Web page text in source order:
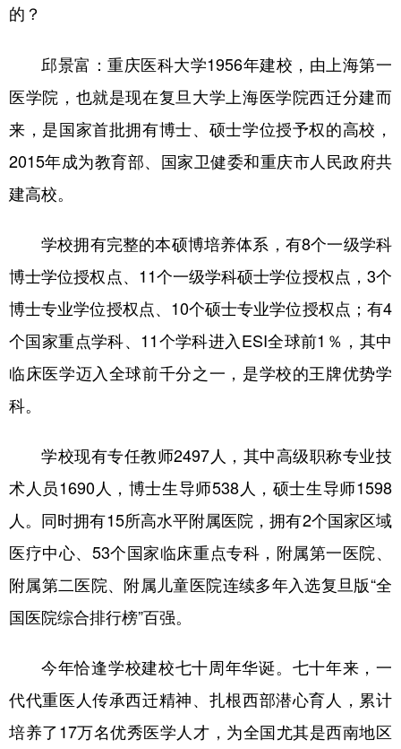
的？
邱景富：重庆医科大学1956年建校，由上海第一
医学院，也就是现在复旦大学上海医学院西迁分建而
来，是国家首批拥有博士、硕士学位授予权的高校，
2015年成为教育部、国家卫健委和重庆市人民政府共
建高校。
学校拥有完整的本硕博培养体系，有8个一级学科
博士学位授权点、11个一级学科硕士学位授权点，3个
博士专业学位授权点、10个硕士专业学位授权点；有4
个国家重点学科、11个学科进入ESI全球前1％，其中
临床医学迈入全球前千分之一，是学校的王牌优势学
科。
学校现有专任教师2497人，其中高级职称专业技
术人员1690人，博士生导师538人，硕士生导师1598
人。同时拥有15所高水平附属医院，拥有2个国家区域
医疗中心、53个国家临床重点专科，附属第一医院、
附属第二医院、附属儿童医院连续多年入选复旦版“全
国医院综合排行榜”百强。
今年恰逢学校建校七十周年华诞。七十年来，一
代代重医人传承西迁精神、扎根西部潜心育人，累计
培养了17万名优秀医学人才，为全国尤其是西南地区